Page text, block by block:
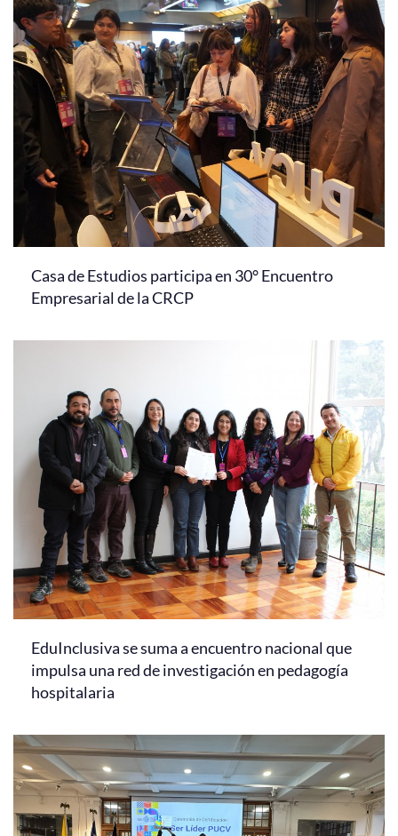
Casa de Estudios participa en 30° Encuentro
Empresarial de la CRCP
EduInclusiva se suma a encuentro nacional que
impulsa una red de investigación en pedagogía
hospitalaria